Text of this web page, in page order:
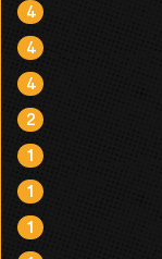
4
4
4
2
1
1
1